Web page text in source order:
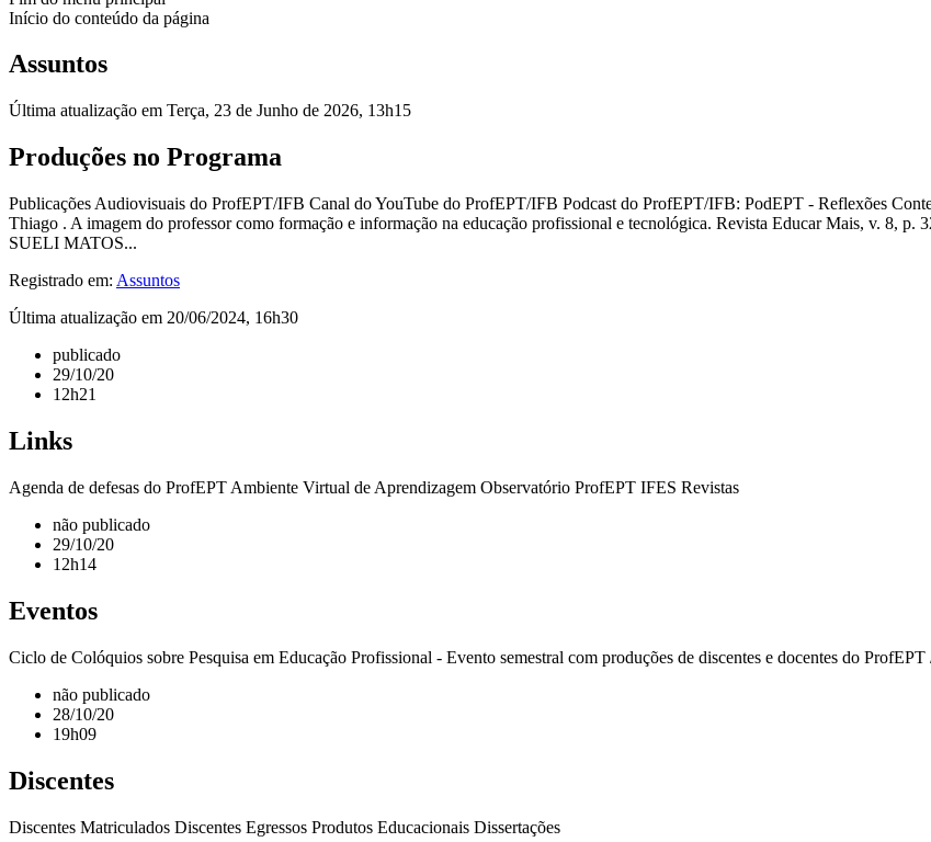
Início do conteúdo da página
Assuntos
Última atualização em Terça, 23 de Junho de 2026, 13h15
Produções no Programa
Publicações Audiovisuais do ProfEPT/IFB Canal do YouTube do ProfEPT/IFB Podcast do ProfEPT/IFB: PodEPT - Reflexões
Thiago . A imagem do professor como formação e informação na educação profissional e tecnológica. Revista Educar Mais, v.
SUELI MATOS...
Registrado em: Assuntos
Última atualização em 20/06/2024, 16h30
publicado
29/10/20
12h21
Links
Agenda de defesas do ProfEPT Ambiente Virtual de Aprendizagem Observatório ProfEPT IFES Revistas
não publicado
29/10/20
12h14
Eventos
Ciclo de Colóquios sobre Pesquisa em Educação Profissional - Evento semestral com produções de discentes e docentes do
não publicado
28/10/20
19h09
Discentes
Discentes Matriculados Discentes Egressos Produtos Educacionais Dissertações